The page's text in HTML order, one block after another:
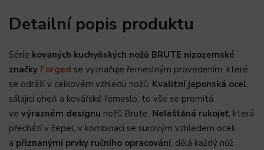
Detailní popis produktu
Série kovaných kuchyňských nožů BRUTE nizozemské
značky Forged se vyznačuje řemeslným provedením, které
se odráží v celkovém vzhledu nožů. Kvalitní japonská ocel,
sálající oheň a kovářské řemeslo, to vše se promítá
ve výrazném designu nožů Brute. Neleštěná rukojeť, která
přechází v čepel, v kombinaci se surovým vzhledem oceli
a přiznanými prvky ručního opracování, dělá každý nůž